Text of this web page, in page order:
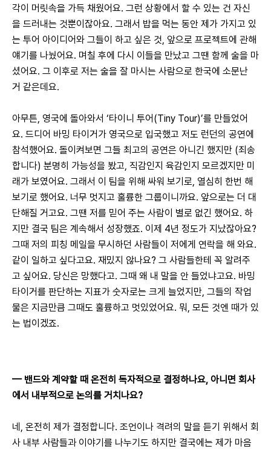
각이 머릿속을 가득 채웠어요. 그런 상황에서 할 수 있는 건 자신
을 드러내는 것뿐이잖아요. 그래서 밥을 먹는 동안 제가 가지고 있
는 투어 아이디어와 그들이 하고 싶은 것, 앞으로 프로젝트에 관해
얘기를 나눴어요. 며칠 후에 다시 이들을 만났고 그땐 함께 술을 마
셨어요. 그 이후로 저는 술을 잘 마시는 사람으로 한국에 소문난
거 같은데요.
아무튼, 영국에 돌아와서 ‘타이니 투어(Tiny Tour)’를 만들었어
요. 드디어 바밍 타이거가 영국으로 입국했고 저도 런던의 공연에
참석했어요. 돌이켜보면 그들 최고의 공연은 아니긴 했지만 (죄송
합니다) 분명히 가능성을 봤고, 직감인지 육감인지 모르겠지만 미
래가 보였어요. 그래서 이 팀을 위해 싸워 보기로, 열심히 한번 해
보기로 했어요. 너무 멋지고 훌륭한 그룹이니까요. 앞으로는 더 대
단해질 거고요. 그땐 저를 믿어 주는 사람이 별로 없긴 했어요. 하
지만 결국 팀은 계속해서 성장했죠. 이제 4년 정도가 지났잖아요?
그때 저의 피칭 메일을 무시하던 사람들이 저에게 연락을 해 와요.
같이 일하고 싶다고요. 재밌지 않나요? 그 사람들한테 꼭 알려주
고 싶어요. 당신은 망했다고. 그때 왜 내 말을 안 들었냐고요. 바밍
타이거를 판단하는 지표가 숫자로는 크게 늘었지만, 그들의 작업
물은 지금만큼 그때도 훌륭하고 멋있었어요. 뭐, 모든 것엔 때가 있
는 법이겠죠.
— 밴드와 계약할 때 온전히 독자적으로 결정하나요, 아니면 회사
에서 내부적으로 논의를 거치나요?
네, 온전히 제가 결정합니다. 조언이나 격려의 말을 듣기 위해서 회
사 내부 사람들과 이야기를 나누기도 하지만 결국에는 제가 마음